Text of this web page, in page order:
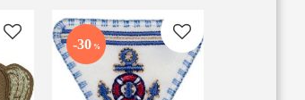
Lägg till i favoriter
30 % Lägg till i favoriter